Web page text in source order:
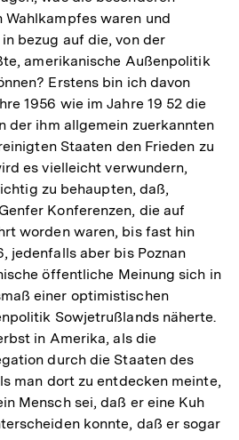
waren und
bezug auf die, von der
amerikanische Außenpolitik
Erstens bin ich davon
1956 wie im Jahre 19 52 die
der ihm allgemein zuerkannten
Staaten den Frieden zu
es vielleicht verwundern,
zu behaupten, daß,
Konferenzen, die auf
worden waren, bis fast hin
jedenfalls aber bis Poznan
öffentliche Meinung sich in
einer optimistischen
Sowjetrußlands näherte.
in Amerika, als die
durch die Staaten des
man dort zu entdecken meinte,
Mensch sei, daß er eine Kuh
konnte, daß er sogar